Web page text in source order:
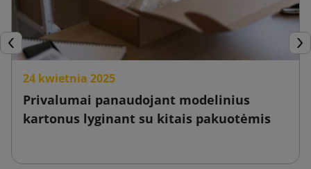
Ankstesnis
24 kwietnia 2025
Privalumai panaudojant modelinius
kartonus lyginant su kitais pakuotėmis